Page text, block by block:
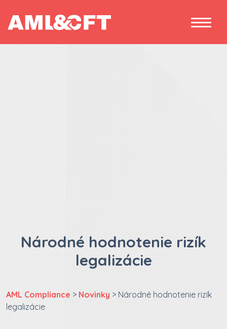
Národné hodnotenie rizík
legalizácie
AML Compliance > Novinky > Národné hodnotenie rizík
legalizácie